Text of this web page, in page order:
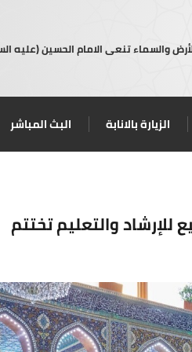
والسماء تنعى الامام الحسين (عليه
الزيارة بالانابة البث المباشر
للإرشاد والتعليم تختتم